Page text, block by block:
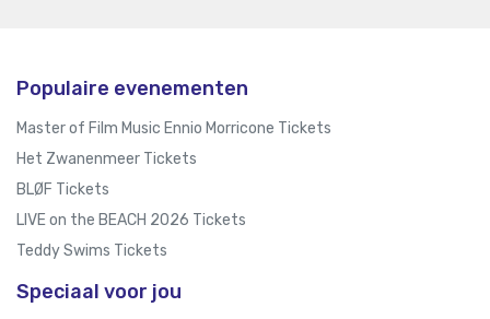
Populaire evenementen
Master of Film Music Ennio Morricone Tickets
Het Zwanenmeer Tickets
BLØF Tickets
LIVE on the BEACH 2026 Tickets
Teddy Swims Tickets
Speciaal voor jou